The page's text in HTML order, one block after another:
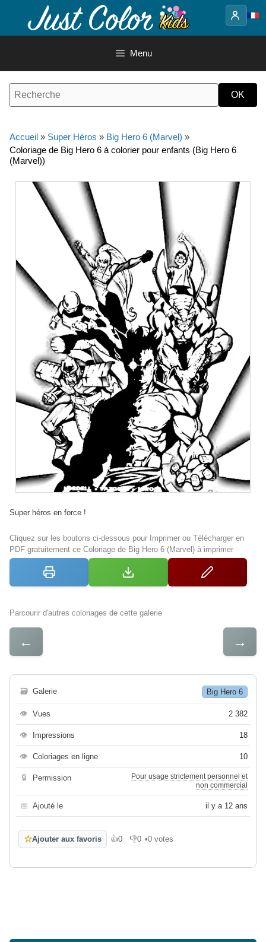
contenu
Menu
Accueil » Super Héros » Big Hero 6 (Marvel) »
Coloriage de Big Hero 6 à colorier pour enfants (Big Hero 6
(Marvel))
Super héros en force !
Cliquez sur les boutons ci-dessous pour Imprimer ou Télécharger en
PDF gratuitement ce Coloriage de Big Hero 6 (Marvel) à imprimer
Parcourir d'autres coloriages de cette galerie
← →
🗃 Galerie Big Hero 6
👁 Vues 2 382
👁 Impressions 18
👁 Coloriages en ligne 10
🔒 Permission
Pour usage strictement personnel et
non commercial
📅 Ajouté le il y a 12 ans
☆Ajouter aux favoris 👍0
J'aime 👎0
Je n'aime pas
•0 votes